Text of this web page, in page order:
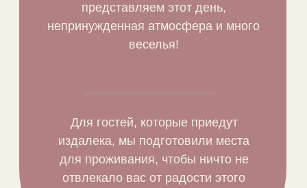
Для гостей, которые приедут
издалека, мы подготовили места
для проживания, чтобы ничто не
отвлекало вас от радости этого
представляем этот день,
непринужденная атмосфера и много
веселья!